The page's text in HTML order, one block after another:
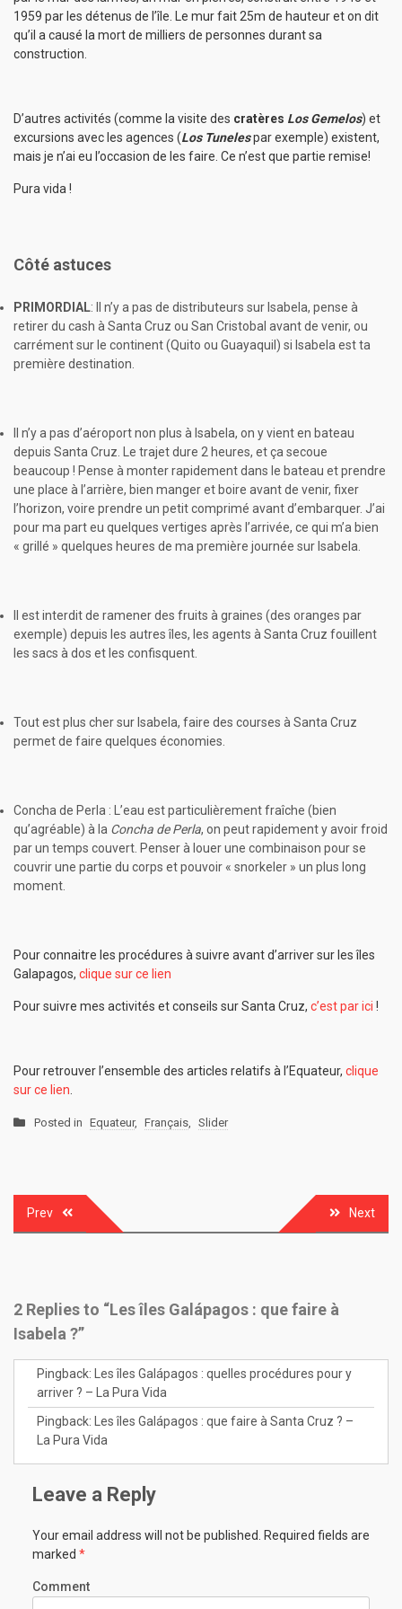
1959 par les détenus de l’île. Le mur fait 25m de hauteur et on dit
qu’il a causé la mort de milliers de personnes durant sa
construction.
D’autres activités (comme la visite des cratères Los Gemelos) et
excursions avec les agences (Los Tunelespar exemple) existent,
mais je n’ai eu l’occasion de les faire. Ce n’est que partie remise!
Pura vida !
Côté astuces
PRIMORDIAL: Il n’y a pas de distributeurs sur Isabela, pense à
retirer du cash à Santa Cruz ou San Cristobal avant de venir, ou
carrément sur le continent (Quito ou Guayaquil) si Isabela est ta
première destination.
Il n’y a pas d’aéroport non plus à Isabela, on y vient en bateau
depuis Santa Cruz. Le trajet dure 2 heures, et ça secoue
beaucoup ! Pense à monter rapidement dans le bateau et prendre
une place à l’arrière, bien manger et boire avant de venir, fixer
l’horizon, voire prendre un petit comprimé avant d’embarquer. J’ai
pour ma part eu quelques vertiges après l’arrivée, ce qui m’a bien
« grillé » quelques heures de ma première journée sur Isabela.
Il est interdit de ramener des fruits à graines (des oranges par
exemple) depuis les autres îles, les agents à Santa Cruz fouillent
les sacs à dos et les confisquent.
Tout est plus cher sur Isabela, faire des courses à Santa Cruz
permet de faire quelques économies.
Concha de Perla : L’eau est particulièrement fraîche (bien
qu’agréable) à la Concha de Perla, on peut rapidement y avoir froid
par un temps couvert. Penser à louer une combinaison pour se
couvrir une partie du corps et pouvoir « snorkeler » un plus long
moment.
Pour connaitre les procédures à suivre avant d’arriver sur les îles
Galapagos, clique sur ce lien
Pour suivre mes activités et conseils sur Santa Cruz, c’est par ici !
Pour retrouver l’ensemble des articles relatifs à l’Equateur, clique
sur ce lien
Posted in Equateur, Français Slider
Post
Prev Next
2 Replies to “Les îles Galápagos : que faire à
Isabela ?”
Pingback:
Les îles Galápagos : quelles procédures pour y
arriver ? – La Pura Vida
Pingback:
Les îles Galápagos : que faire à Santa Cruz ? –
La Pura Vida
Leave a Reply
Your email address will not be published.
Required fields are
marked *
Comment